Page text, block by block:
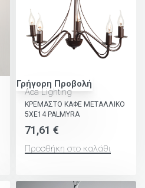
Γρήγορη Προβολή
Aca Lighting
ΚΡΕΜΑΣΤΟ ΚΑΦΕ ΜΕΤΑΛΛΙΚΟ
5ΧΕ14 PALMYRA
71,61 €
Προσθήκη στο καλάθι